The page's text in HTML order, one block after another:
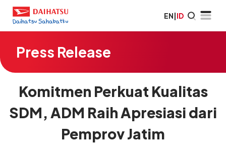
EN|ID
Press Release
Komitmen Perkuat Kualitas
SDM, ADM Raih Apresiasi dari
Pemprov Jatim